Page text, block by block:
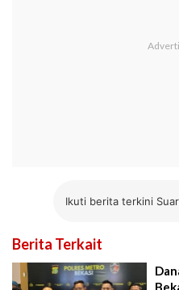
Ikuti berita terkini
Berita Terkait